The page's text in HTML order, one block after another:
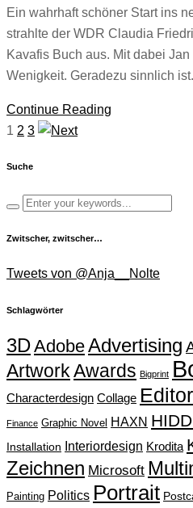
Ein wahrhaft schöner Start ins
strahlte der WDR Claudia
Kavafis Buch aus. Mit dabei
Wenigkeit. Geradezu sinnlich
Continue Reading
1 2 3
Suche
Zwitscher, zwitscher…
Tweets von @Anja__Nolte
Schlagwörter
3DAdobeAdvertising
ArtworkAwards Bigprint
Characterdesign Collage
Finance Graphic Novel HAXN
Installation Interiordesign Krodita
Zeichnen Microsoft
Painting Politics Portrait